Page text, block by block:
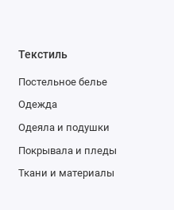
Текстиль
Постельное белье
Одежда
Одеяла и подушки
Покрывала и пледы
Ткани и материалы